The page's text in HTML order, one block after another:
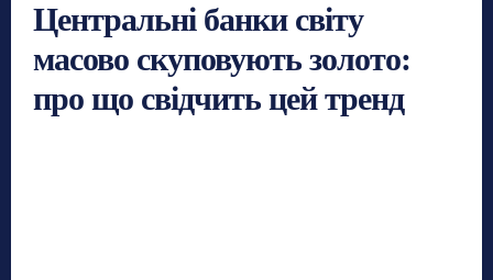
Центральні банки світу
масово скуповують золото:
про що свідчить цей тренд